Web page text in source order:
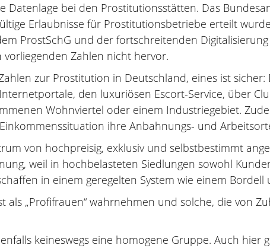
Datenlage bei den Prostitutionsstätten. Das
Erlaubnisse für Prostitutionsbetriebe erteilt
ProstSchG und der fortschreitenden
Zahlen nicht hervor.
zur Prostitution in Deutschland, eines ist
den luxuriösen Escort-Service, über
Wohnviertel oder einem Industriegebiet.
ihre Anbahnungs- und
von hochpreisig, exklusiv und selbstbestimmt
weil in hochbelasteten Siedlungen sowohl
in einem geregelten System wie einem Bordell
als „Profifrauen“ wahrnehmen und solche, die von
keineswegs eine homogene Gruppe. Auch hier